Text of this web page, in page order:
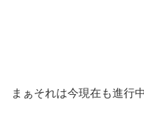
まぁそれは今現在も進行